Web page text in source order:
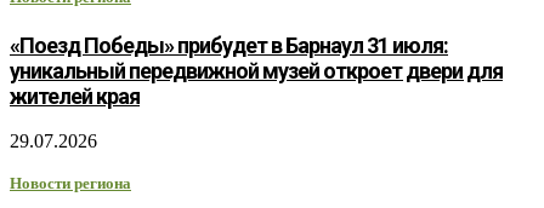
«Поезд Победы» прибудет в Барнаул 31 июля:
уникальный передвижной музей откроет двери для
жителей края
29.07.2026
Новости региона